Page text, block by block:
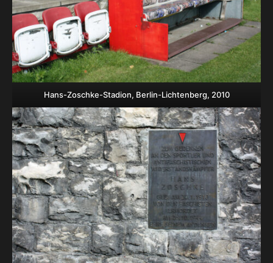
Hans-Zoschke-Stadion, Berlin-Lichtenberg, 2010